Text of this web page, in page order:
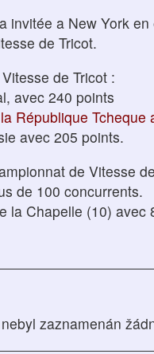
invitée a New York
de Tricot.
de Tricot :
avec 240 points
République Tcheque
avec 205 points.
de Vitesse
de 100 concurrents.
la Chapelle (10) avec
zaznamenán